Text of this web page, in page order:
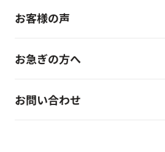
お客様の声
お急ぎの方へ
お問い合わせ